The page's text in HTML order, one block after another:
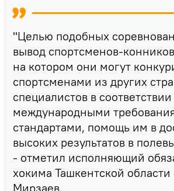
"Целью подобных
вывод спортсменов-
на котором они могут
спортсменами из других
специалистов в соответствии
международными
стандартами, помощь им в
высоких результатов в
- отметил исполняющий
хокима Ташкентской
Мирзаев.